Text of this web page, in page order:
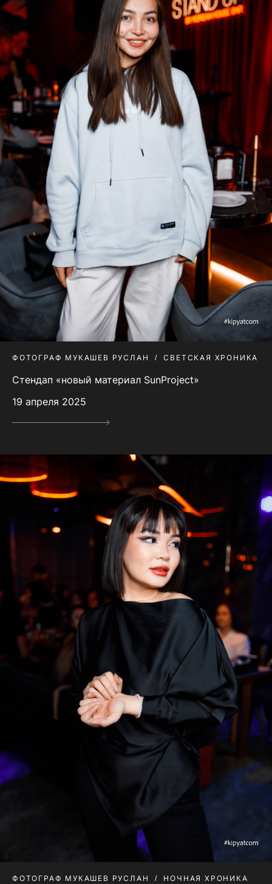
ФОТОГРАФ МУКАШЕВ РУСЛАН СВЕТСКАЯ ХРОНИКА
Стендап «новый материал SunProject»
19 апреля 2025
ФОТОГРАФ МУКАШЕВ РУСЛАН НОЧНАЯ ХРОНИКА